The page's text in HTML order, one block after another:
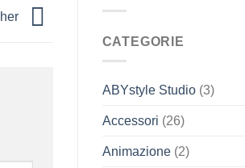
CATEGORIE
ABYstyle Studio(3)
Accessori (26)
Animazione(2)